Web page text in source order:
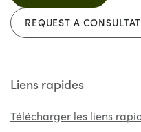
REQUEST A
Liens rapides
Télécharger les liens